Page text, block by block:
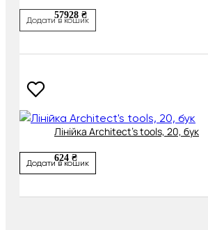
57928 ₴
Додати в кошик
Лінійка Architect's tools, 20, бук
624 ₴
Додати в кошик